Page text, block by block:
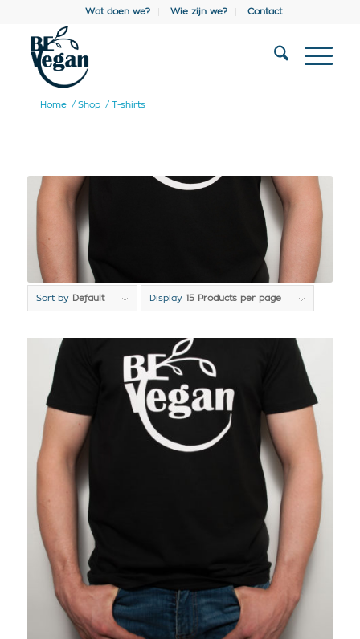
Wat doen we? Wie zijn we? Contact
Home / Shop / T-shirts
Sort by Default Display 15 Products per page